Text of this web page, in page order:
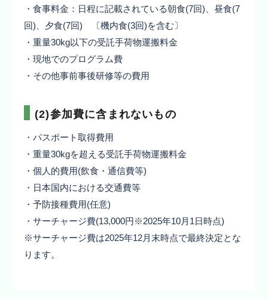
・食事料金：日程に記載されている朝食(7回)、昼食(7
回)、夕食(7回) 〔機内食(3回)を含む〕
・重量30kg以下の受託手荷物運搬料金
・現地でのプログラム費
・その他事前事後研修等の費用
(2)参加費に含まれないもの
・パスポート取得費用
・重量30kgを超える受託手荷物運搬料金
・個人的費用(飲食・通信費等)
・日本国内における交通費等
・予防接種費用(任意)
・サーチャージ費(13,000円※2025年10月1日時点)
※サーチャージ費は2025年12月末時点で最終決定とな
ります。